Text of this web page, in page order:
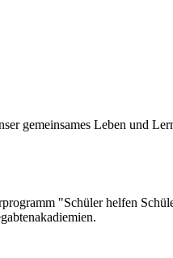
gemeinsames Leben und
"Schüler helfen